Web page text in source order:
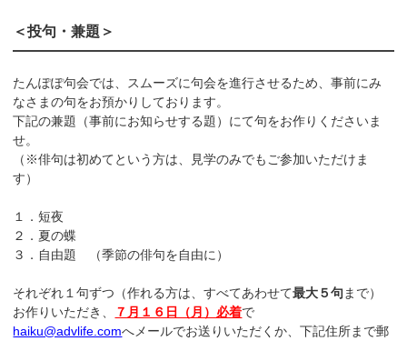
＜投句・兼題＞
たんぽぽ句会では、スムーズに句会を進行させるため、事前にみ
なさまの句をお預かりしております。
下記の兼題（事前にお知らせする題）にて句をお作りくださいま
せ。
（※俳句は初めてという方は、見学のみでもご参加いただけま
す）
１．短夜
２．夏の蝶
３．自由題 （季節の俳句を自由に）
それぞれ１句ずつ（作れる方は、すべてあわせて最大５句 まで）
お作りいただき、
７月１６日（月）必着で
haiku@advlife.comへメールでお送りいただくか、下記住所まで郵